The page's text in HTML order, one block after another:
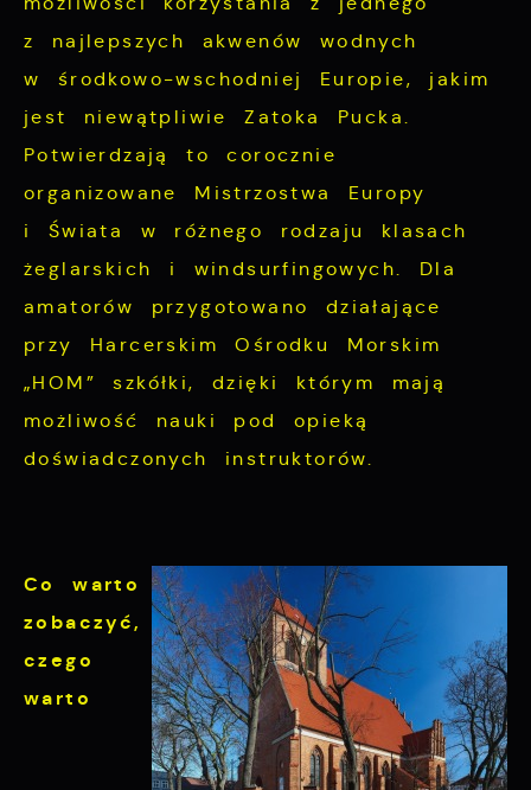
z najlepszych akwenów wodnych
w środkowo-wschodniej Europie, jakim
jest niewątpliwie Zatoka Pucka.
Potwierdzają to corocznie
organizowane Mistrzostwa Europy
i Świata w różnego rodzaju klasach
żeglarskich i windsurfingowych. Dla
amatorów przygotowano działające
przy Harcerskim Ośrodku Morskim
„HOM” szkółki, dzięki którym mają
możliwość nauki pod opieką
doświadczonych instruktorów.
Co warto
zobaczyć,
czego
warto
funkcjonalności.
podstawie analizy Twoich upodobań oraz
Twoich zwyczajów dotyczących przeglądanej
witryny internetowej. Treści promocyjne
partnerami oraz innych dostawców usług.
Firmy te działają w charakterze
pośredników prezentujących nasze treści w
postaci wiadomości, ofert, komunikatów
mediów społecznościowych.